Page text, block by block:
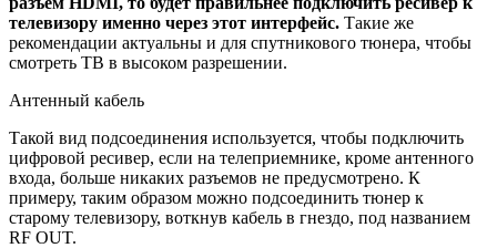
телевизору именно через этот интерфейс. Такие же
рекомендации актуальны и для спутникового тюнера, чтобы
смотреть ТВ в высоком разрешении.
Антенный кабель
Такой вид подсоединения используется, чтобы подключить
цифровой ресивер, если на телеприемнике, кроме антенного
входа, больше никаких разъемов не предусмотрено. К
примеру, таким образом можно подсоединить тюнер к
старому телевизору, воткнув кабель в гнездо, под названием
RF OUT.